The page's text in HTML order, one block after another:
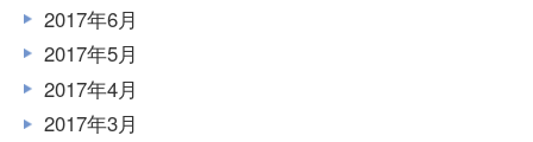
2017年6月
2017年5月
2017年4月
2017年3月